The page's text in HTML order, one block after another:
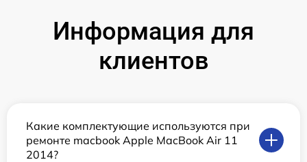
Информация для
клиентов
Какие комплектующие используются при
ремонте macbook Apple MacBook Air 11
2014?